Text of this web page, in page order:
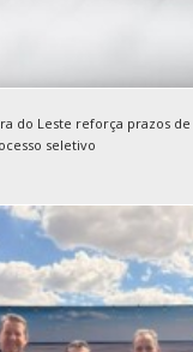
do Leste reforça prazos
seletivo